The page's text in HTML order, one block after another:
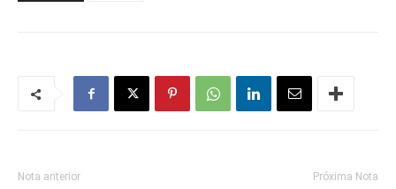
Nota anterior Próxima Nota